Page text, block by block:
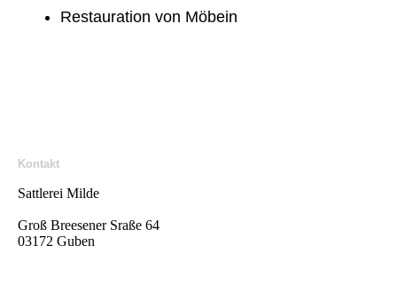
Restauration von Möbein
Kontakt
Sattlerei Milde
Groß Breesener Sraße 64
03172 Guben